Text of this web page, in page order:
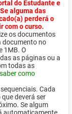
do Estudante e
alguma das
perderá o
com o curso.
os documentos
documento no
1MB. O
as páginas ou a
todas as
como
Cada
deverá ser
Se algum